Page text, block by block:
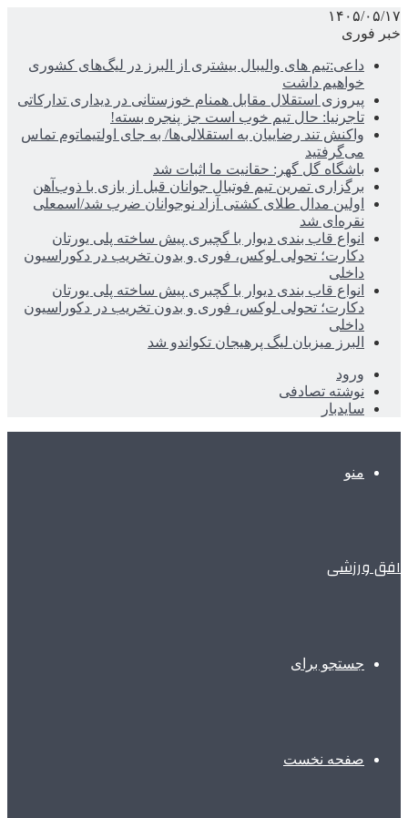
۱۴۰۵/۰۵/۱۷
خبر فوری
داعی:تیم های والیبال بیشتری از البرز در لیگ‌های کشوری
خواهیم داشت
پیروزی استقلال مقابل همنام خوزستانی در دیداری تدارکاتی
تاجرنیا: حال تیم خوب است جز پنجره بسته!
واکنش تند رضاییان به استقلالی‌ها/ به جای اولتیماتوم تماس
می‌گرفتید
باشگاه گل گهر: حقانیت ما اثبات شد
برگزاری تمرین تیم فوتبال جوانان قبل از بازی با ذوب‌آهن
اولین مدال طلای کشتی آزاد نوجوانان ضرب شد/اسمعلی
نقره‌ای شد
انواع قاب بندی دیوار با گچبری پیش ساخته پلی یورتان
دکارت؛ تحولی لوکس، فوری و بدون تخریب در دکوراسیون
داخلی
انواع قاب بندی دیوار با گچبری پیش ساخته پلی یورتان
دکارت؛ تحولی لوکس، فوری و بدون تخریب در دکوراسیون
داخلی
البرز میزبان لیگ پرهیجان تکواندو شد
ورود
نوشته تصادفی
سایدبار
منو
افق ورزشی
جستجو برای
صفحه نخست